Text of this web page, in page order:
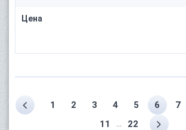
Цена
1 2 3 4 5 6 7
11
22